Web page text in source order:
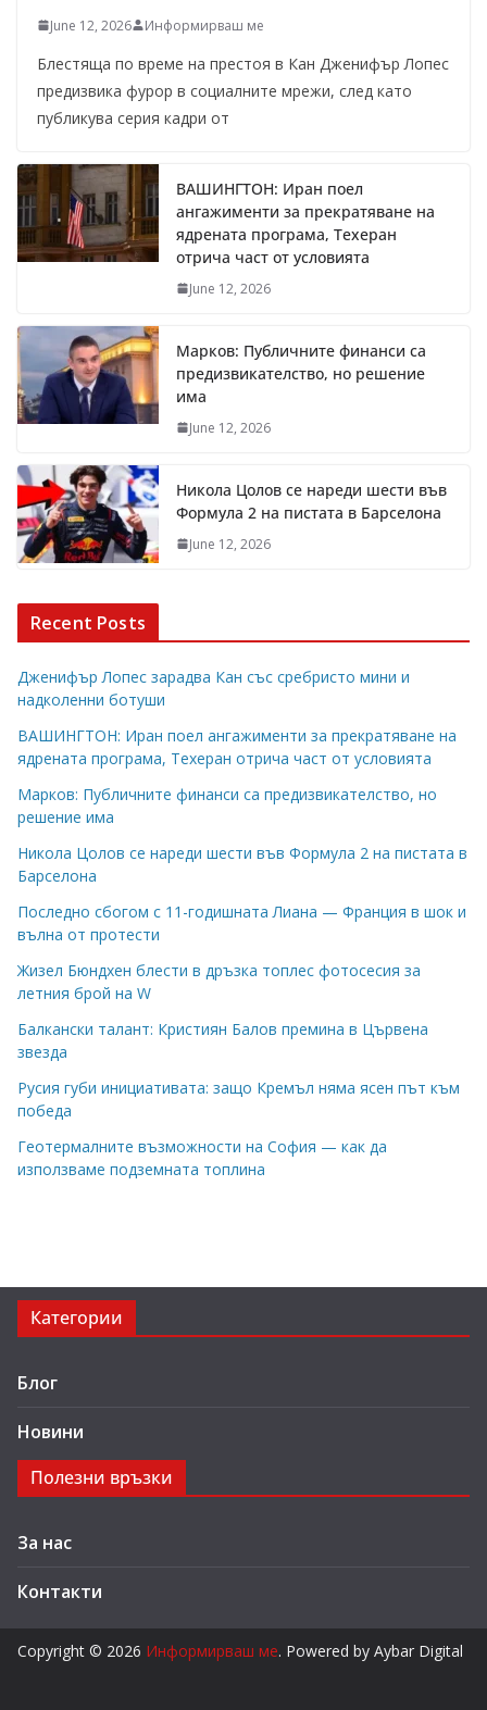
June 12, 2026 Информирваш ме
Блестяща по време на престоя в Кан Дженифър Лопес
предизвика фурор в социалните мрежи, след като
публикува серия кадри от
ВАШИНГТОН: Иран поел
ангажименти за прекратяване на
ядрената програма, Техеран
отрича част от условията
June 12, 2026
Марков: Публичните финанси са
предизвикателство, но решение
има
June 12, 2026
Никола Цолов се нареди шести във
Формула 2 на пистата в Барселона
June 12, 2026
Recent Posts
Дженифър Лопес зарадва Кан със сребристо мини и
надколенни ботуши
ВАШИНГТОН: Иран поел ангажименти за прекратяване на
ядрената програма, Техеран отрича част от условията
Марков: Публичните финанси са предизвикателство, но
решение има
Никола Цолов се нареди шести във Формула 2 на пистата в
Барселона
Последно сбогом с 11-годишната Лиана — Франция в шок и
вълна от протести
Жизел Бюндхен блести в дръзка топлес фотосесия за
летния брой на W
Балкански талант: Кристиян Балов премина в Цървена
звезда
Русия губи инициативата: защо Кремъл няма ясен път към
победа
Геотермалните възможности на София — как да
използваме подземната топлина
Категории
Блог
Новини
Полезни връзки
За нас
Контакти
Copyright © 2026 Информирваш ме. Powered by Aybar Digital